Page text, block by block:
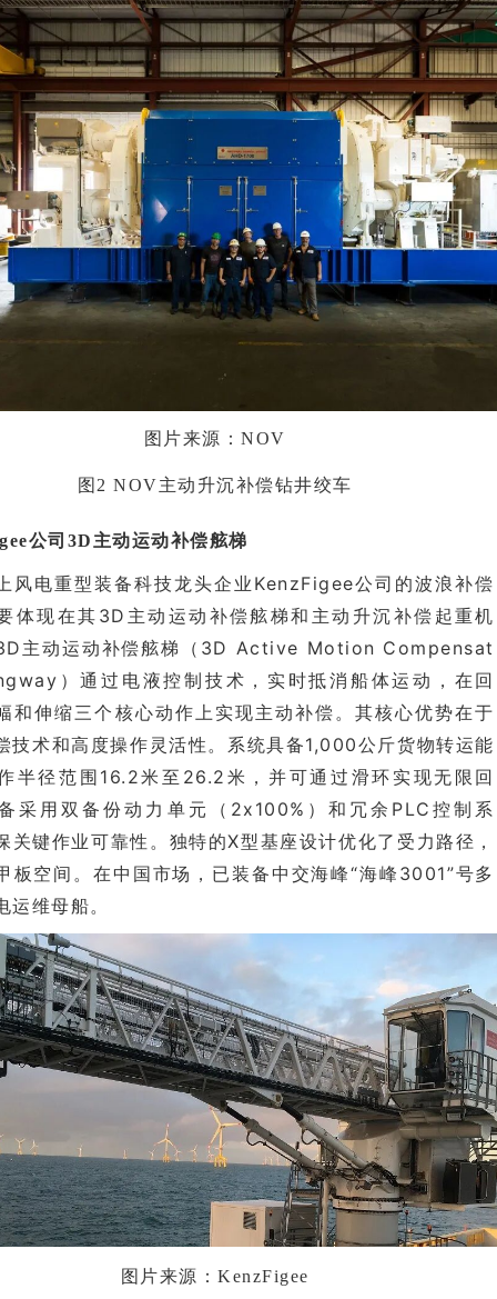
图片来源：NOV
图2 NOV主动升沉补偿钻井绞车
公司3D主动运动补偿舷梯
风电重型装备科技龙头企业KenzFigee公司的波浪补偿
体现在其3D主动运动补偿舷梯和主动升沉补偿起重机
主动运动补偿舷梯（3D Active Motion Compensat
）通过电液控制技术，实时抵消船体运动，在回
和伸缩三个核心动作上实现主动补偿。其核心优势在于
技术和高度操作灵活性。系统具备1,000公斤货物转运能
半径范围16.2米至26.2米，并可通过滑环实现无限回
采用双备份动力单元（2x100%）和冗余PLC控制系
关键作业可靠性。独特的X型基座设计优化了受力路径，
板空间。在中国市场，已装备中交海峰“海峰3001”号多
运维母船。
图片来源： KenzFigee